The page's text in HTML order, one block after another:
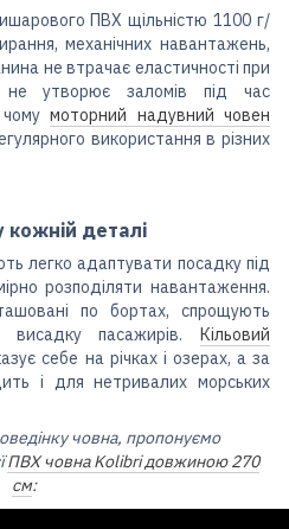
ПВХ щільністю 1100 г/
механічних навантажень,
не втрачає еластичності при
не утворює заломів під час
чомумоторний надувний човен
використання в різних
деталі
легко адаптувати посадку під
розподіляти навантаження.
по бортах, спрощують
висадку пасажирів.
Кільовий
себе на річках і озерах, а за
і для нетривалих морських
човна, пропонуємо
ПВХ човна Kolibri довжиною 270
см: